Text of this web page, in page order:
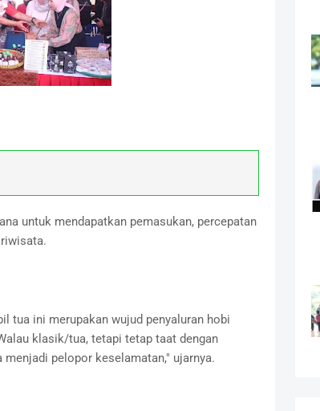
untuk mendapatkan pemasukan, percepatan
tua ini merupakan wujud penyaluran hobi
klasik/tua, tetapi tetap taat dengan
pelopor keselamatan," ujarnya.